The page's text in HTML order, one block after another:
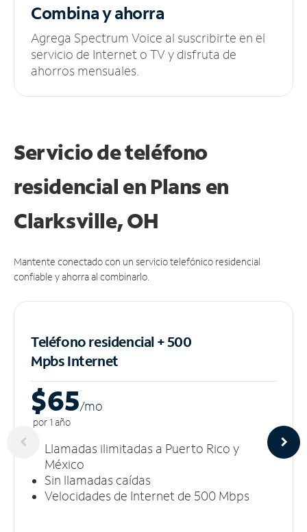
Combina y ahorra
Agrega Spectrum Voice al suscribirte en el
servicio de Internet o TV y disfruta de
ahorros mensuales.
Servicio de teléfono
residencial en Plans en
Clarksville, OH
Mantente conectado con un servicio telefónico residencial
confiable y ahorra al combinarlo.
Teléfono residencial + 500
MpbsInternet
$65/mo
por 1 año
Llamadas ilimitadas a Puerto Rico y
México
Sin llamadas caídas
Velocidades de Internet de 500 Mbps